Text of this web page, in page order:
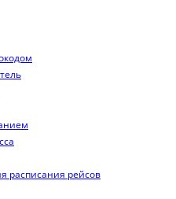
расписания рейсов